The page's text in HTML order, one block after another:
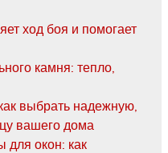
ход боя и помогает
камня: тепло,
выбрать надежную,
вашего дома
для окон: как